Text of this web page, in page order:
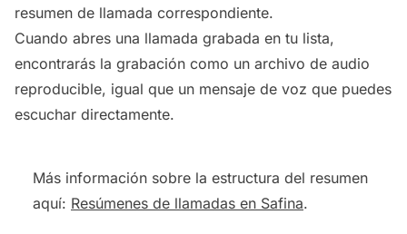
resumen de llamada correspondiente.
Cuando abres una llamada grabada en tu lista,
encontrarás la grabación como un archivo de audio
reproducible, igual que un mensaje de voz que puedes
escuchar directamente.
Más información sobre la estructura del resumen
aquí: Resúmenes de llamadas en Safina.